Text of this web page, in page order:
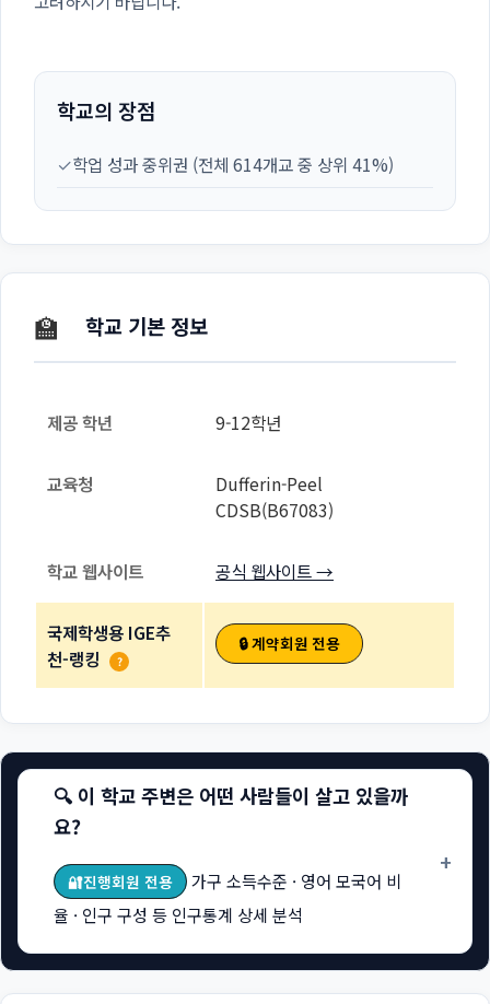
학교의 장점
✓학업 성과 중위권 (전체 614개교 중 상위 41%)
🏫 학교 기본 정보
제공 학년 9-12학년
교육청
Dufferin-Peel
CDSB(B67083)
학교 웹사이트 공식 웹사이트 →
국제학생용 IGE추
천-랭킹
?
🔒 계약회원 전용
🔍 이 학교 주변은 어떤 사람들이 살고 있을까
요?
🔐진행회원 전용
가구 소득수준 · 영어 모국어 비
율 · 인구 구성 등 인구통계 상세 분석
+